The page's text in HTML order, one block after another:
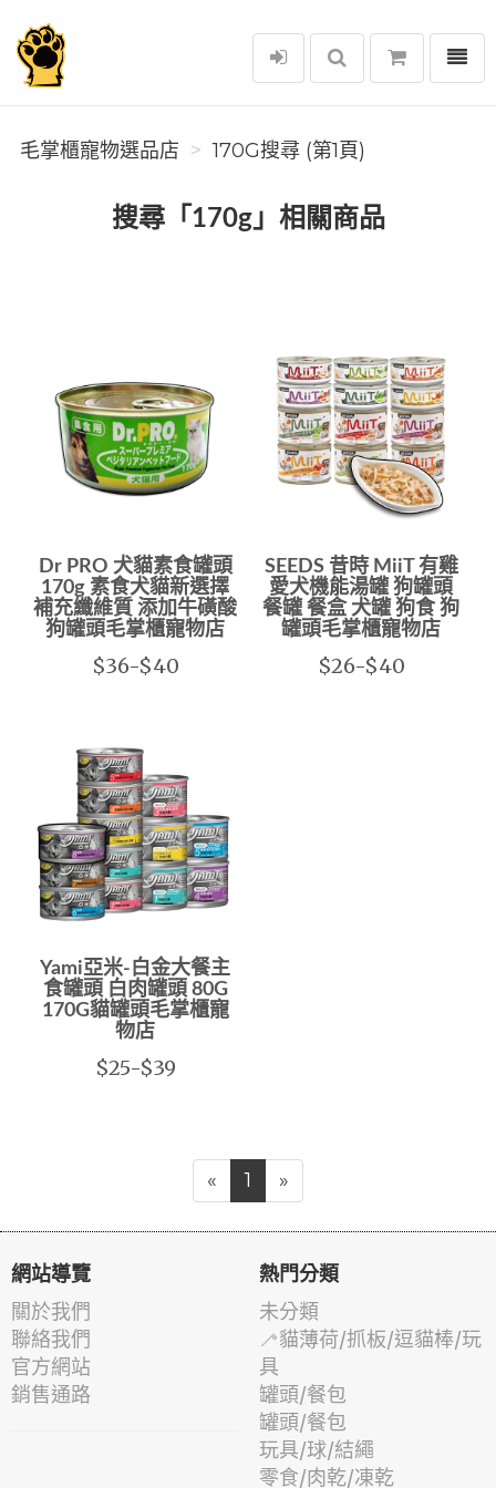
毛掌櫃寵物選品店
選單
毛掌櫃寵物選品店 170G搜尋 (第1頁)
搜尋「170g」相關商品
Dr PRO 犬貓素食罐頭
170g 素食犬貓新選擇
補充纖維質 添加牛磺酸
狗罐頭毛掌櫃寵物店
$36-$40
SEEDS 昔時 MiiT 有雞
愛犬機能湯罐 狗罐頭
餐罐 餐盒 犬罐 狗食 狗
罐頭毛掌櫃寵物店
$26-$40
Yami亞米-白金大餐主
食罐頭 白肉罐頭 80G
170G貓罐頭毛掌櫃寵
物店
$25-$39
« 1 »
網站導覽
關於我們
聯絡我們
官方網站
銷售通路
熱門分類
未分類
🦯貓薄荷/抓板/逗貓棒/玩
具
罐頭/餐包
罐頭/餐包
玩具/球/結繩
零食/肉乾/凍乾